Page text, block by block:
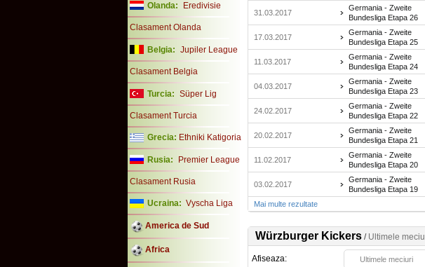
Olanda: Eredivisie
Clasament Olanda
Belgia: Jupiler League
Clasament Belgia
Turcia: Süper Lig
Clasament Turcia
Grecia: Ethniki Katigoria
Rusia: Premier League
Clasament Rusia
Ucraina: Vyscha Liga
America de Sud
Africa
31.03.2017
Germania - Zweite
Bundesliga Etapa 26
17.03.2017
Germania - Zweite
Bundesliga Etapa 25
11.03.2017
Germania - Zweite
Bundesliga Etapa 24
04.03.2017
Germania - Zweite
Bundesliga Etapa 23
24.02.2017
Germania - Zweite
Bundesliga Etapa 22
20.02.2017
Germania - Zweite
Bundesliga Etapa 21
11.02.2017
Germania - Zweite
Bundesliga Etapa 20
03.02.2017
Germania - Zweite
Bundesliga Etapa 19
Mai multe rezultate
Würzburger Kickers / Ultimele
Afiseaza: Ultimele meciuri